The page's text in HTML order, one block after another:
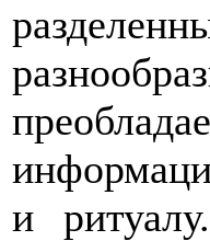
и